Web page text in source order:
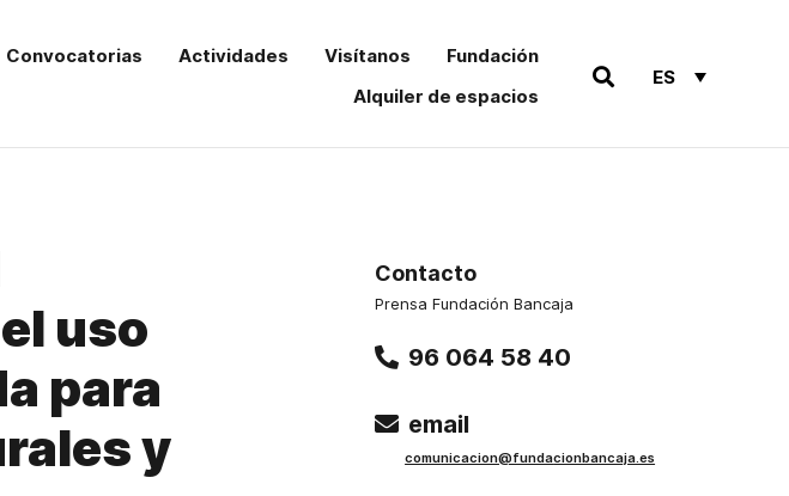
Convocatorias Actividades Visítanos
Fundación
Alquiler de espacios
ES
uso
para
y
Contacto
Prensa Fundación Bancaja
96 064 58 40
email
comunicacion@fundacionbancaja.es